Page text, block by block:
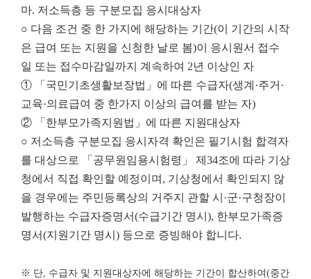
마. 저소득층 등 구분모집 응시대상자
○ 다음 조건 중 한 가지에 해당하는 기간(이 기간의 시작
은 급여 또는 지원을 신청한 날로 봄)이 응시원서 접수
일 또는 접수마감일까지 계속하여 2년 이상인 자
① 「국민기초생활보장법」에 따른 수급자(생계·주거·
교육·의료급여 중 한가지 이상의 급여를 받는 자)
② 「한부모가족지원법」에 따른 지원대상자
○ 저소득층 구분모집 응시자격 확인은 필기시험 합격자
를 대상으로 「공무원임용시험령」 제34조에 따라 기상
청에서 직접 확인할 예정이며, 기상청에서 확인되지 않
을 경우에는 주민등록상의 거주지 관할 시·군·구청장이
발행하는 수급자증명서(수급기간 명시), 한부모가족증
명서(지원기간 명시) 등으로 증빙해야 합니다.
※ 단, 수급자 및 지원대상자에 해당하는 기간이 합산하여(중간